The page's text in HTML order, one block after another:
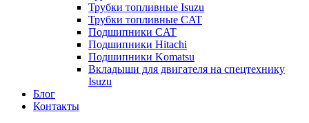
Трубки топливные Isuzu
Трубки топливные CAT
Подшипники CAT
Подшипники Hitachi
Подшипники Komatsu
Вкладыши для двигателя на спецтехнику
Isuzu
Блог
Контакты